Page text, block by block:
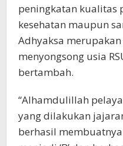
peningkatan kualitas
kesehatan maupun
Adhyaksa
menyongsong usia
bertambah.
“Alhamdulillah
yang dilakukan
berhasil membuatnya